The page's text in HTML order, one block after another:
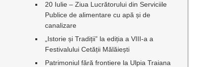
20 Iulie – Ziua Lucrătorului din Serviciile
Publice de alimentare cu apă și de
canalizare
„Istorie și Tradiții” la ediția a VIII-a a
Festivalului Cetății Mălăiești
Patrimoniul fără frontiere la Ulpia Traiana